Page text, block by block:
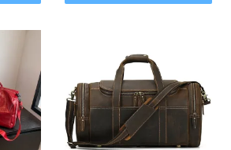
plusieurs
options
peuvent
être
choisies
sur